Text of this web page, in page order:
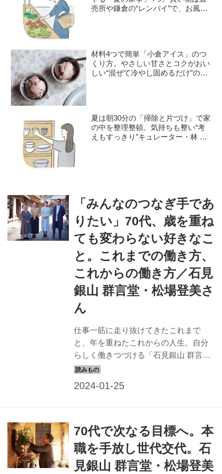
売所や鎌倉の“レンバイ”で、お風呂
材料4つで簡単「小倉アイス」のつ
くり方。やさしい甘さとコクがおい
しい“混ぜて冷やし固めるだけ”のひ
夏は朝30分の「掃除と片づけ」で家
の中を整理整頓。気持ちも整い“考
えもすっきり”キュレーター・林 綾
「みんなのつなぎ手であ
りたい」70代、歳を重ね
ても変わらない好きなこ
と。これまでの働き方、
これからの働き方／石見
銀山 群言堂・松場登美さ
ん
仕事一筋に走り抜けてきたこれまで
と、年を重ねたこれからの人生。自分
らしく働きつづける「石見銀山 群言
堂」の松場登美さん に、これまでの働
のです ものづくりの新たな可能性を探
りながら、人が集う場をつくり、これ
からもみんなのつなぎ手で。 次の世代
にバトンを渡す 群言堂を引き継ぐの
70代で次なる目標へ。本
職を手放し世代交代。石
見銀山 群言堂・松場登美